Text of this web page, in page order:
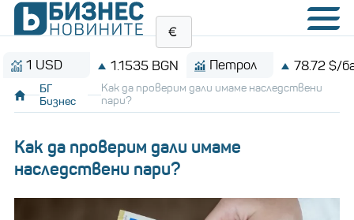
1.1535 BGN Петрол 78.72 $/барел
БГ
Бизнес
Как да проверим дали имаме наследствени
пари?
Как да проверим дали имаме
наследствени пари?